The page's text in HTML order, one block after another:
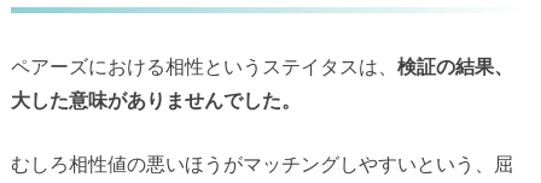
ペアーズにおける相性というステイタスは、 検証の結果、
大した意味がありませんでした。
むしろ相性値の悪いほうがマッチングしやすいという、屈